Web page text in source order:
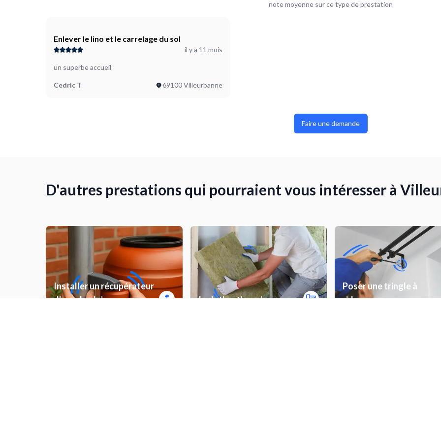
note moyenne sur ce type de prestation
Enlever le lino et le carrelage du sol
il y a 11 mois
un superbe accueil
Cedric T 69100 Villeurbanne
Faire une demande
D'autres prestations qui pourraient vous intéresser à
Installer un récupérateur
d'eau de pluie
Isolation thermique
Poser une tringle à
rideaux